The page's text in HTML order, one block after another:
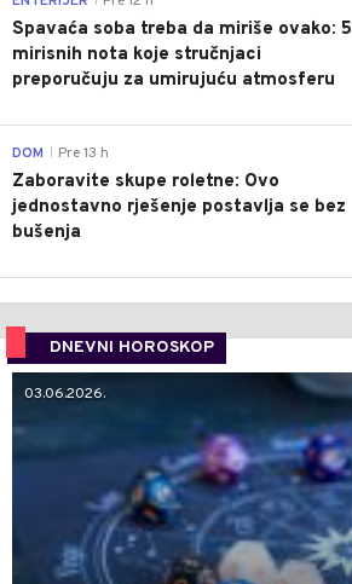
Spavaća soba treba da miriše ovako: 5
mirisnih nota koje stručnjaci
preporučuju za umirujuću atmosferu
DOM Pre 13 h
Zaboravite skupe roletne: Ovo
jednostavno rješenje postavlja se bez
bušenja
DNEVNI HOROSKOP
03.06.2026.